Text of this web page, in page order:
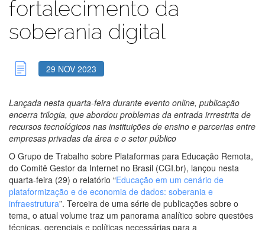
fortalecimento da
soberania digital
29 NOV 2023
Lançada nesta quarta-feira durante evento online, publicação
encerra trilogia, que abordou problemas da entrada irrrestrita de
recursos tecnológicos nas instituições de ensino e parcerias entre
empresas privadas da área e o setor público
O Grupo de Trabalho sobre Plataformas para Educação Remota,
do Comitê Gestor da Internet no Brasil (CGI.br), lançou nesta
quarta-feira (29) o relatório “Educação em um cenário de
plataformização e de economia de dados: soberania e
infraestrutura”. Terceira de uma série de publicações sobre o
tema, o atual volume traz um panorama analítico sobre questões
técnicas, gerenciais e políticas necessárias para a